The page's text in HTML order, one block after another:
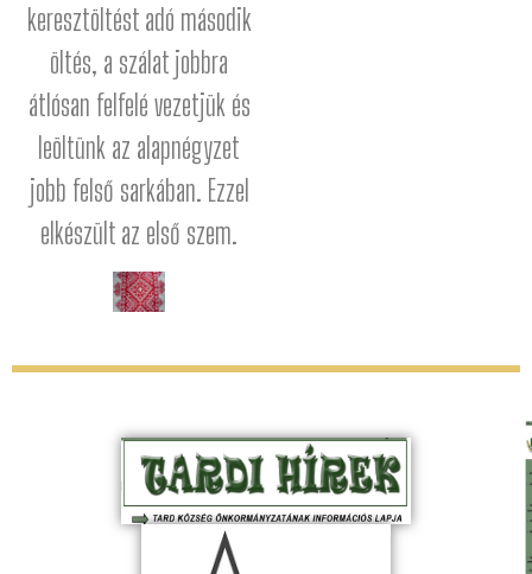
keresztöltést adó második
öltés, a szálat jobbra
átlósan felfelé vezetjük és
leöltünk az alapnégyzet
jobb felső sarkában. Ezzel
elkészült az első szem.